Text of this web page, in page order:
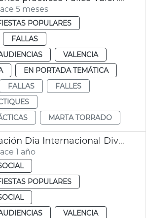
5 meses
POPULARES
FALLAS
VALENCIA
EN PORTADA TEMÁTICA
FALLAS
FALLES
MARTA TORRADO
Conmemoración Dia Internacional Diversidad Cultural València
1 año
POPULARES
VALENCIA